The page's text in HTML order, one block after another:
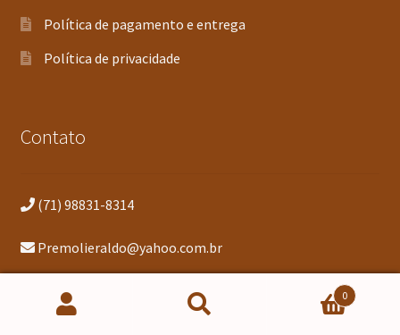
Política de pagamento e entrega
Política de privacidade
Contato
(71) 98831-8314
Premolieraldo@yahoo.com.br
Rua Martacênia, 131, Águas Claras, Salvador/BA.
Pesquisar
Pesquisar
0